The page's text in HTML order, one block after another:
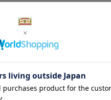
イズをご用意しております。